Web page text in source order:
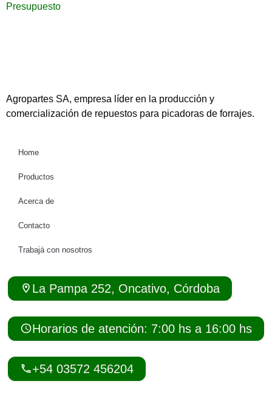
Presupuesto
Agropartes SA, empresa líder en la producción y
comercialización de repuestos para picadoras de forrajes.
Home
Productos
Acerca de
Contacto
Trabajá con nosotros
La Pampa 252, Oncativo, Córdoba
Horarios de atención: 7:00 hs a 16:00 hs
+54 03572 456204